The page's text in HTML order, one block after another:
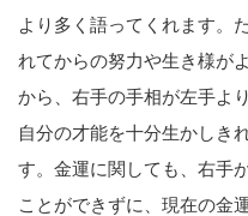
より多く語ってくれます。
れてからの努力や生き様が
から、右手の手相が左手よ
自分の才能を十分生かしき
す。金運に関しても、右手
ことができずに、現在の金